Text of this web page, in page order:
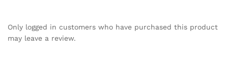
Only logged in customers who have purchased this product
may leave a review.